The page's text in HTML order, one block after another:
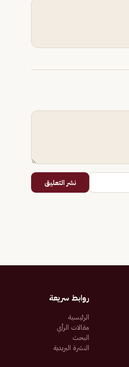
نشر التعليق
روابط سريعة
الرئيسية
مقالات الرأي
البحث
النشرة البريدية